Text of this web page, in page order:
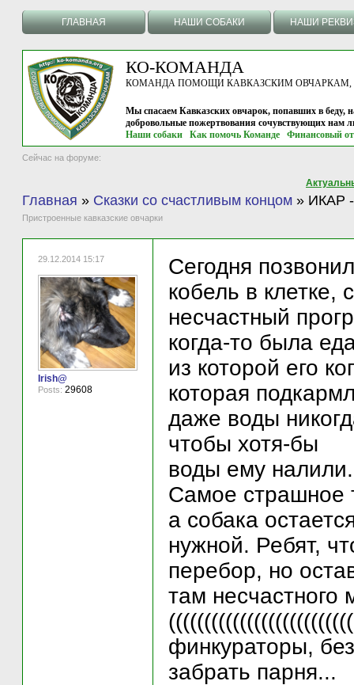
ГЛАВНАЯ НАШИ СОБАКИ НАШИ
КО-КОМАНДА
КОМАНДА ПОМОЩИ КАВКАЗСКИМ ОВЧАРКАМ, г.
Мы спасаем Кавказских овчарок, попавших в беду,
добровольные пожертвования сочувствующих нам
Наши собаки
Как помочь Команде Финансовый
Сейчас на форуме:
Главная » Сказки со счастливым концом » ИКАР
Пристроенные кавказские овчарки
29.12.2014 15:17
Irish@
Posts: 29608
Сегодня
кобель в клетке,
несчастный
когда-то была
из которой его
которая
даже воды
чтобы хотя-бы
воды ему
Самое страшное
а собака
нужной. Ребят,
перебор, но
там несчастного
финкураторы,
забрать парня...